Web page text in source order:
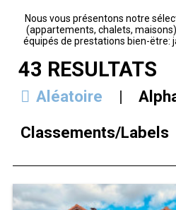
Nous vous présentons notre
(appartements, chalets,
équipés de prestations bien-ëtre:
43 RÉSULTATS
Aléatoire
Classements/Labels